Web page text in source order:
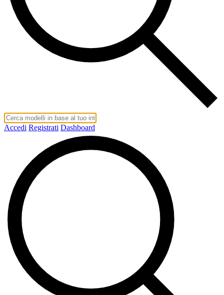
Accedi Registrati Dashboard